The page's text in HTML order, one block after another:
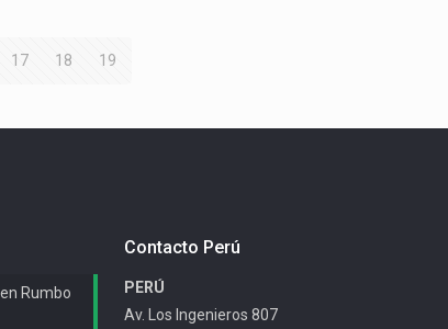
17 18 19
Rumbo
Contacto Perú
PERÚ
Av. Los Ingenieros 807